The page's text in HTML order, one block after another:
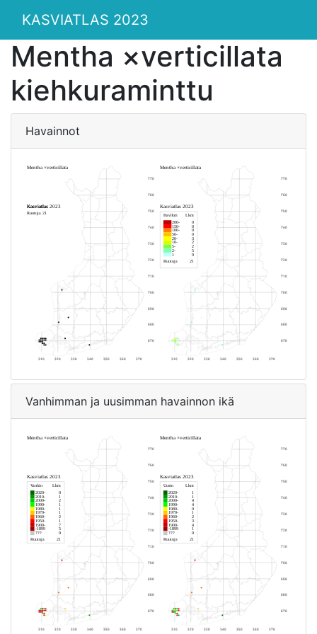
KASVIATLAS 2023
Mentha ×verticillata
kiehkuraminttu
Havainnot
Vanhimman ja uusimman havainnon ikä